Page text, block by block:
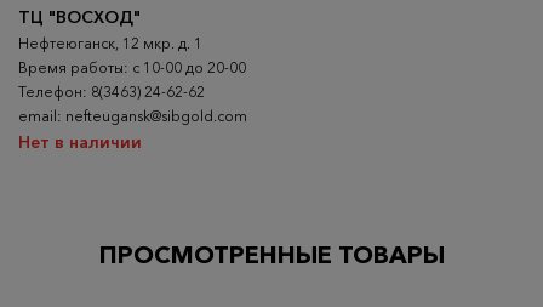
ТЦ "ВОСХОД"
Нефтеюганск, 12 мкр. д. 1
Время работы: с 10-00 до 20-00
Телефон: 8(3463) 24-62-62
email: nefteugansk@sibgold.com
Нет в наличии
ПРОСМОТРЕННЫЕ ТОВАРЫ